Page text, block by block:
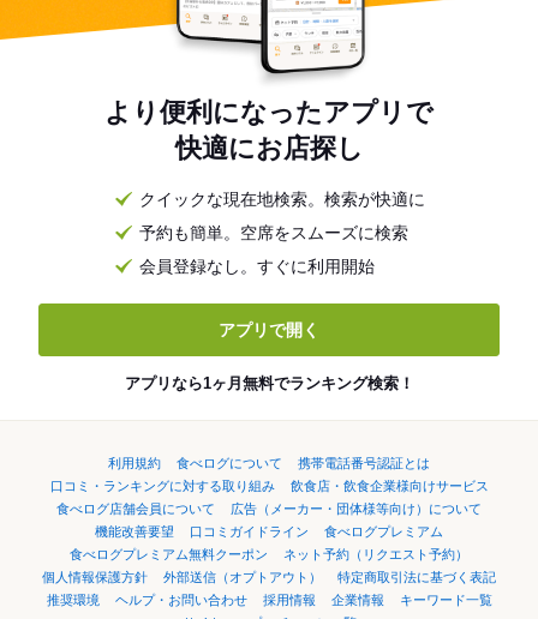
より便利になったアプリで
快適にお店探し
クイックな現在地検索。検索が快適に
予約も簡単。空席をスムーズに検索
会員登録なし。すぐに利用開始
アプリで開く
アプリなら1ヶ月無料でランキング検索！
利用規約 食べログについて
携帯電話番号認証とは
口コミ・ランキングに対する取り組み
飲食店・飲食企業様向けサービス
食べログ店舗会員について
広告（メーカー・団体様等向け）について
機能改善要望
口コミガイドライン
食べログプレミアム
食べログプレミアム無料クーポン
ネット予約（リクエスト予約）
個人情報保護方針
外部送信（オプトアウト）
特定商取引法に基づく表記
推奨環境
ヘルプ・お問い合わせ 採用情報 企業情報
キーワード一覧